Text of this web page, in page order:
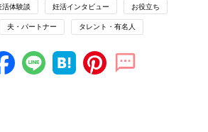
活体験談 妊活インタビュー お役立ち
夫・パートナー タレント・有名人